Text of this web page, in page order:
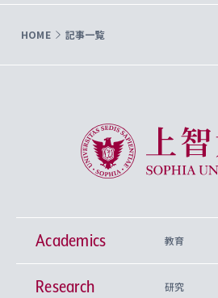
HOME 記事一覧
上智大学 Sophia
Academics 教育
学部
Research 研究